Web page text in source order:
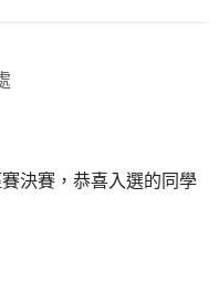
決賽，恭喜入選的同學